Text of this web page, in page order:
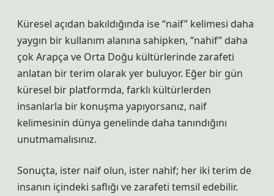
Küresel açıdan bakıldığında ise “naif” kelimesi daha
yaygın bir kullanım alanına sahipken, “nahif” daha
çok Arapça ve Orta Doğu kültürlerinde zarafeti
anlatan bir terim olarak yer buluyor. Eğer bir gün
küresel bir platformda, farklı kültürlerden
insanlarla bir konuşma yapıyorsanız, naif
kelimesinin dünya genelinde daha tanındığını
unutmamalısınız.
Sonuçta, ister naif olun, ister nahif; her iki terim de
insanın içindeki saflığı ve zarafeti temsil edebilir.